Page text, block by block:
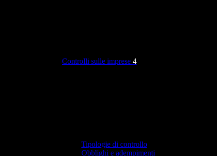
Controlli sulle imprese 4
Tipologie di controllo
Obblighi e adempimenti